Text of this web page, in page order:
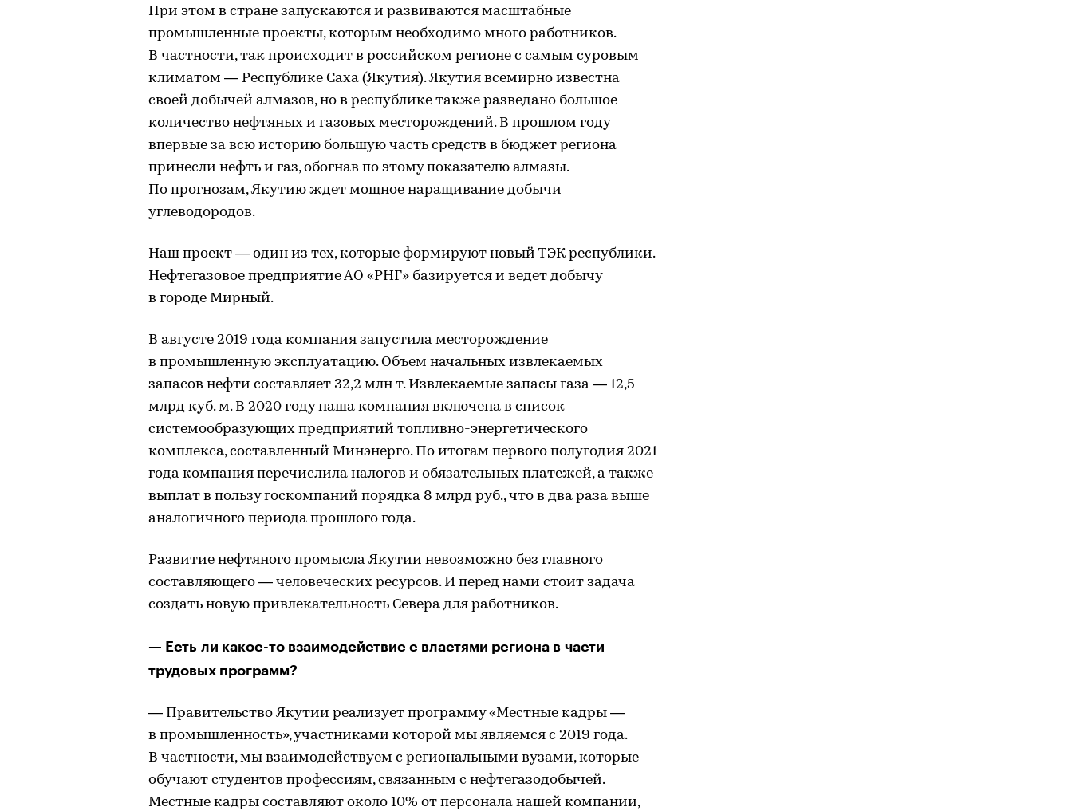
При этом в стране запускаются и развиваются масштабные
промышленные проекты, которым необходимо много работников.
В частности, так происходит в российском регионе с самым суровым
климатом — Республике Саха (Якутия). Якутия всемирно известна
своей добычей алмазов, но в республике также разведано большое
количество нефтяных и газовых месторождений. В прошлом году
впервые за всю историю большую часть средств в бюджет региона
принесли нефть и газ, обогнав по этому показателю алмазы.
По прогнозам, Якутию ждет мощное наращивание добычи
углеводородов.
Наш проект — один из тех, которые формируют новый ТЭК республики.
Нефтегазовое предприятие АО «РНГ» базируется и ведет добычу
в городе Мирный.
В августе 2019 года компания запустила месторождение
в промышленную эксплуатацию. Объем начальных извлекаемых
запасов нефти составляет 32,2 млн т. Извлекаемые запасы газа — 12,5
млрд куб. м. В 2020 году наша компания включена в список
системообразующих предприятий топливно-энергетического
комплекса, составленный Минэнерго. По итогам первого полугодия 2021
года компания перечислила налогов и обязательных платежей, а также
выплат в пользу госкомпаний порядка 8 млрд руб., что в два раза выше
аналогичного периода прошлого года.
Развитие нефтяного промысла Якутии невозможно без главного
составляющего — человеческих ресурсов. И перед нами стоит задача
создать новую привлекательность Севера для работников.
— Есть ли какое-то взаимодействие с властями региона в части
трудовых программ?
— Правительство Якутии реализует программу «Местные кадры —
в промышленность», участниками которой мы являемся с 2019 года.
В частности, мы взаимодействуем с региональными вузами, которые
обучают студентов профессиям, связанным с нефтегазодобычей.
Местные кадры составляют около 10% от персонала нашей компании,